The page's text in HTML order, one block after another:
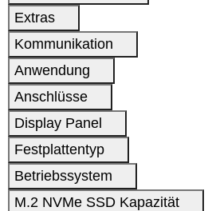
Extras
Kommunikation
Anwendung
Anschlüsse
Display Panel
Festplattentyp
Betriebssystem
M.2 NVMe SSD Kapazität